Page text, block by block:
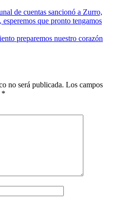
de cuentas sancionó a Zurro,
que pronto tengamos
preparemos nuestro corazón
no será publicada. Los campos
*